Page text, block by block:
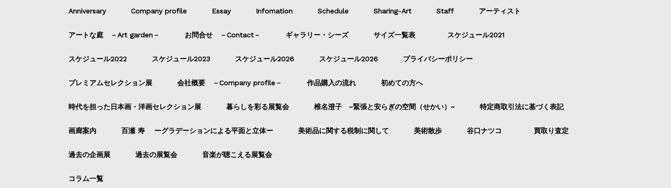
Anniversary Company profile Essay Infomation Schedule Sharing-Art Staff アーティスト
アートな庭 －Art garden－ お問合せ －Contact－ ギャラリー・シーズ サイズ一覧表 スケジュール2021
スケジュール2022 スケジュール2023 スケジュール2026 スケジュール2026 プライバシーポリシー
プレミアムセレクション展 会社概要 －Company profile－ 作品購入の流れ 初めての方へ
時代を担った日本画・洋画セレクション展 暮らしを彩る展覧会 椎名澄子 ~緊張と安らぎの空間（せかい）~ 特定商取引法に基づく表記
画廊案内 百瀬 寿 ーグラデーションによる平面と立体ー 美術品に関する税制に関して 美術散歩 谷口ナツコ 買取り査定
過去の企画展 過去の展覧会 音楽が聴こえる展覧会
コラム一覧